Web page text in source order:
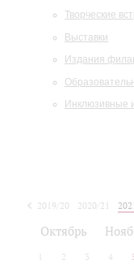
Творческие
Выставки
Издания
Инклюзивные
2019/20 2020/21
Октябрь
2 3 4